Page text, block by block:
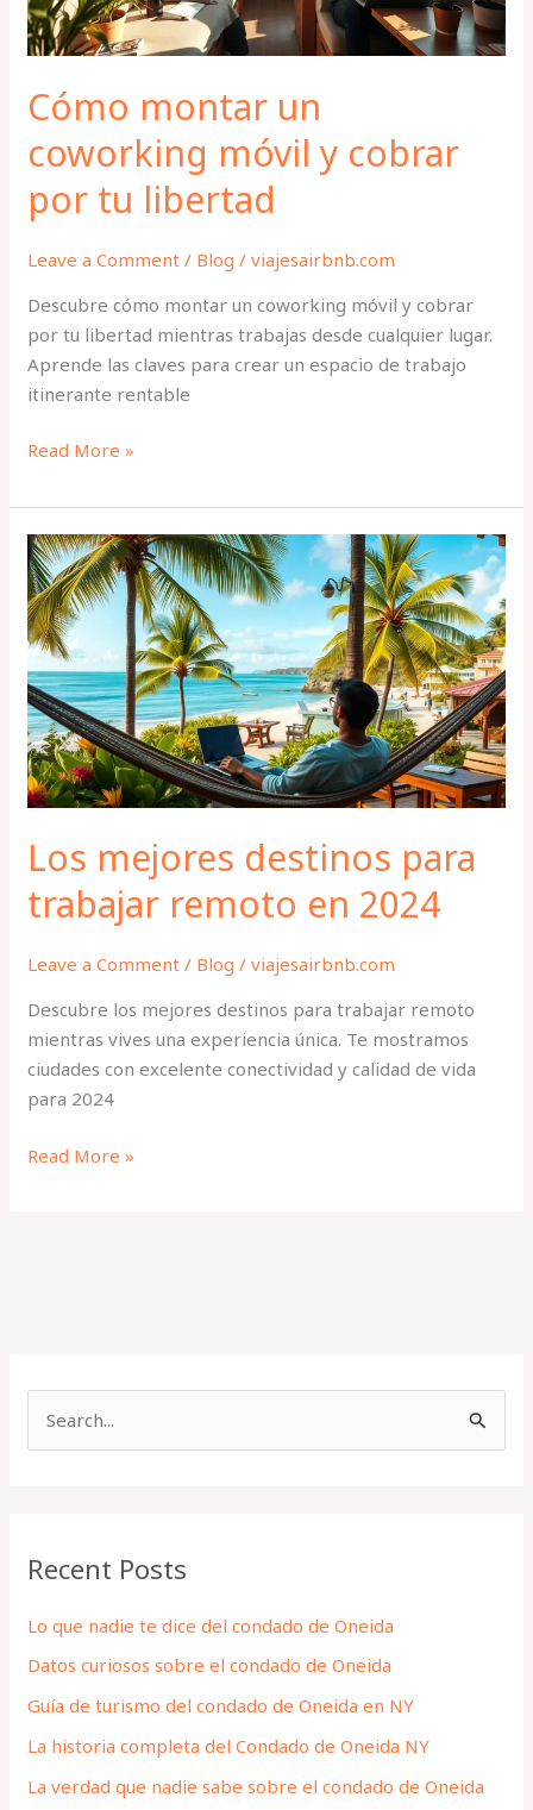
Cómo montar un
coworking móvil y cobrar
por tu libertad
Leave a Comment / Blog /viajesairbnb.com
Descubre cómo montar un coworking móvil y cobrar
por tu libertad mientras trabajas desde cualquier lugar.
Aprende las claves para crear un espacio de trabajo
itinerante rentable
tu
libertad
Read More »
Los mejores destinos para
trabajar remoto en 2024
Leave a Comment / Blog /viajesairbnb.com
Descubre los mejores destinos para trabajar remoto
mientras vives una experiencia única. Te mostramos
ciudades con excelente conectividad y calidad de vida
para 2024
Los
mejores
destinos
para
trabajar
remoto
en
2024
Read More »
c
f
o
r
:
Recent Posts
Lo que nadie te dice del condado de Oneida
Datos curiosos sobre el condado de Oneida
Guía de turismo del condado de Oneida en NY
La historia completa del Condado de Oneida NY
La verdad que nadie sabe sobre el condado de Oneida